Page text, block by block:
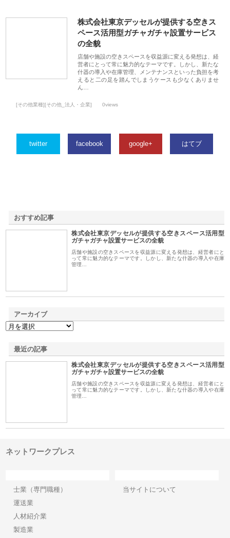
株式会社東京デッセルが提供する空きス
ペース活用型ガチャガチャ設置サービス
の全貌
店舗や施設の空きスペースを収益源に変える発想は、経
営者にとって常に魅力的なテーマです。しかし、新たな
什器の導入や在庫管理、メンテナンスといった負担を考
えると二の足を踏んでしまうケースも少なくありませ
ん…
[その他業種][その他_法人・企業] 0views
twitter facebook google+ はてブ
おすすめ記事
株式会社東京デッセルが提供する空きスペース活用型
ガチャガチャ設置サービスの全貌
店舗や施設の空きスペースを収益源に変える発想は、経営者にと
って常に魅力的なテーマです。しかし、新たな什器の導入や在庫
管理…
アーカイブ
最近の記事
株式会社東京デッセルが提供する空きスペース活用型
ガチャガチャ設置サービスの全貌
店舗や施設の空きスペースを収益源に変える発想は、経営者にと
って常に魅力的なテーマです。しかし、新たな什器の導入や在庫
管理…
ネットワークプレス
士業（専門職種）
運送業
人材紹介業
製造業
当サイトについて